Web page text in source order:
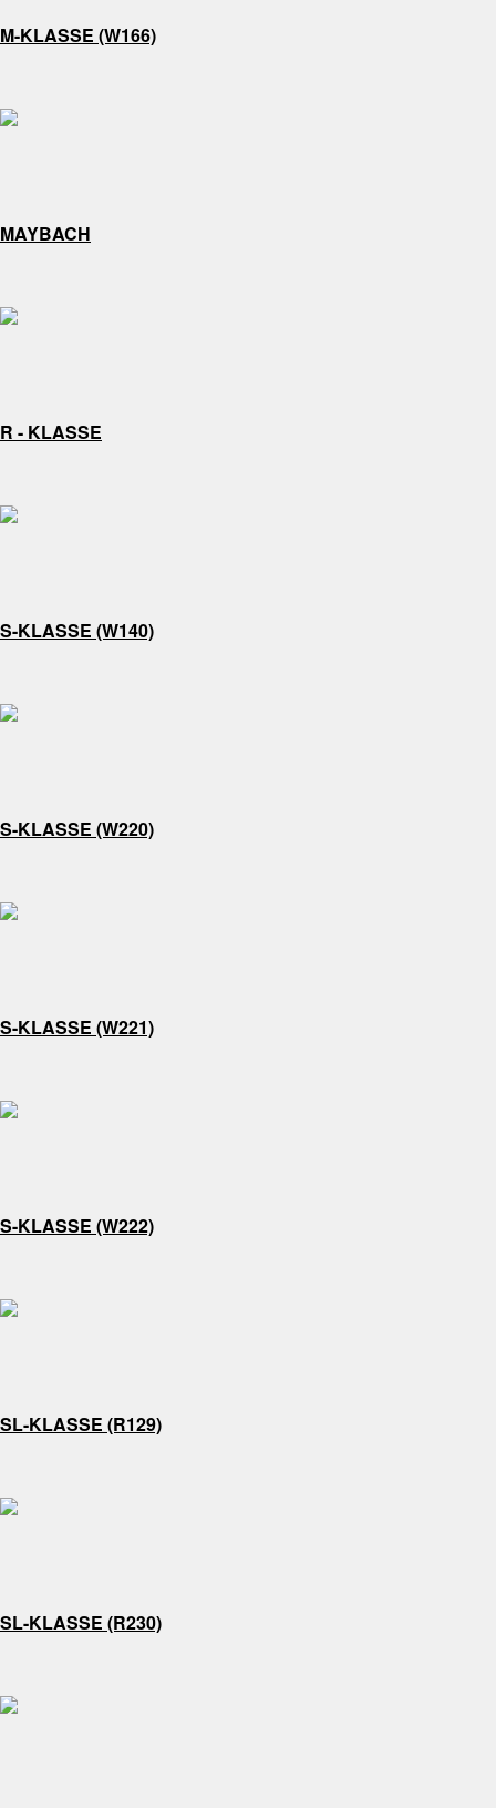
M-KLASSE (W166)
MAYBACH
R - KLASSE
S-KLASSE (W140)
S-KLASSE (W220)
S-KLASSE (W221)
S-KLASSE (W222)
SL-KLASSE (R129)
SL-KLASSE (R230)